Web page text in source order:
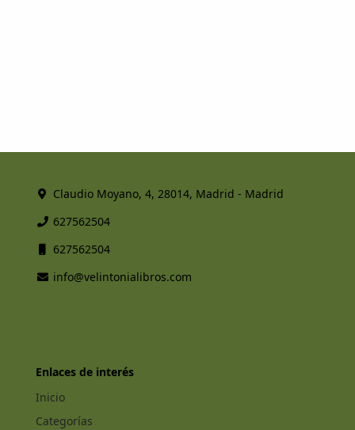
Claudio Moyano, 4, 28014, Madrid - Madrid
627562504
627562504
info@velintonialibros.com
Enlaces de interés
Inicio
Categorías